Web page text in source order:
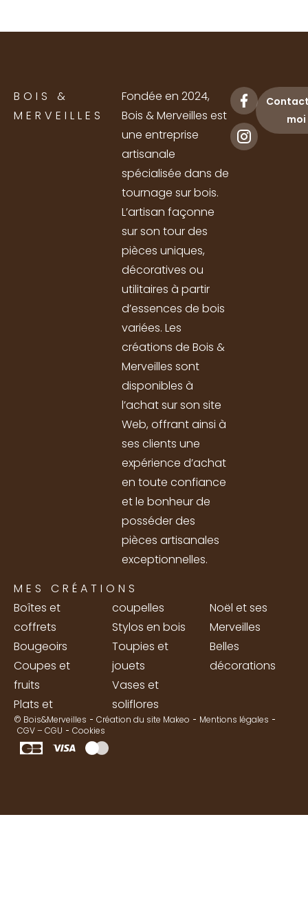
BOIS &
MERVEILLES
Fondée en 2024,
Bois & Merveilles est
une entreprise
artisanale
spécialisée dans de
tournage sur bois.
L’artisan façonne
sur son tour des
pièces uniques,
décoratives ou
utilitaires à partir
d’essences de bois
variées. Les
créations de Bois &
Merveilles sont
disponibles à
l’achat sur son site
Web, offrant ainsi à
ses clients une
expérience d’achat
en toute confiance
et le bonheur de
posséder des
pièces artisanales
exceptionnelles.
moi
MES CRÉATIONS
Boîtes et
coffrets
Bougeoirs
Coupes et
fruits
Plats et
coupelles
Stylos en bois
Toupies et
jouets
Vases et
soliflores
Noël et ses
Merveilles
Belles
décorations
© Bois&Merveilles Création du site Makeo
Mentions légales
CGV – CGU
Cookies